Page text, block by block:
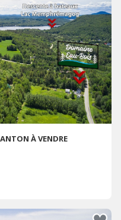
À VENDRE